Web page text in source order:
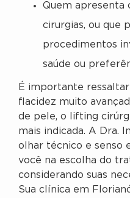
Quem apresenta
cirurgias, ou que
procedimentos
saúde ou
É importante
flacidez muito
de pele, o lifting
mais indicada. A Dra.
olhar técnico e senso
você na escolha do
considerando suas
Sua clínica em